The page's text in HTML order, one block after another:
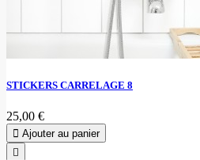
STICKERS CARRELAGE 8
25,00 €
Ajouter au panier
